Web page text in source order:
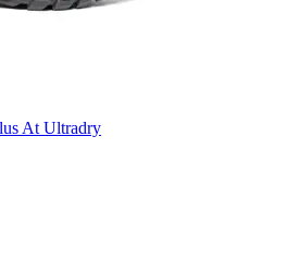
At Ultradry